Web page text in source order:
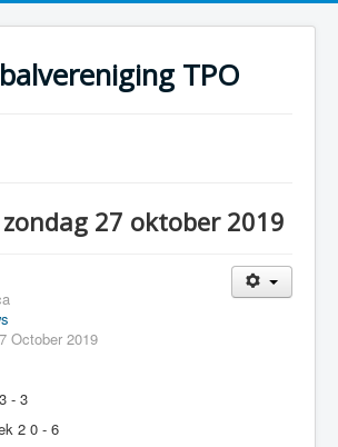
TPO
27 oktober 2019
October 2019
- 3
2 0 - 6